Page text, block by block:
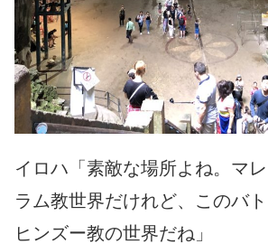
イロハ「素敵な場所よね。マ
ラム教世界だけれど、このバ
ヒンズー教の世界だね」